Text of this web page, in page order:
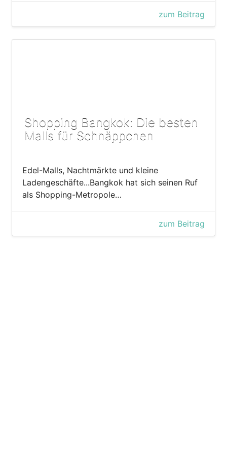
zum Beitrag
Shopping Bangkok: Die besten
Malls für Schnäppchen
Edel-Malls, Nachtmärkte und kleine
Ladengeschäfte...Bangkok hat sich seinen Ruf
als Shopping-Metropole…
zum Beitrag